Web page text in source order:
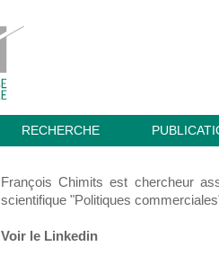
RECHERCHE
François Chimits est chercheur
scientifique "Politiques
Voir le Linkedin